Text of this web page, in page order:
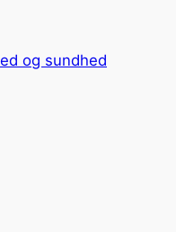
og sundhed